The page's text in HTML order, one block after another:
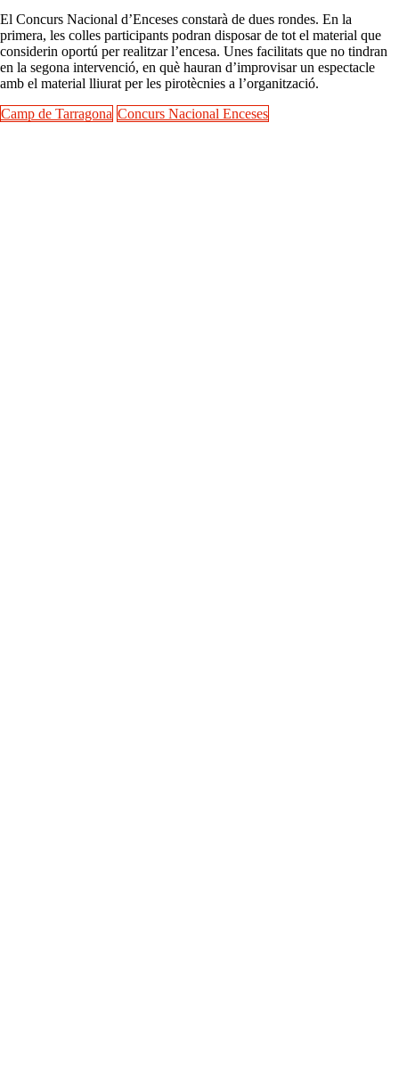
El Concurs Nacional d’Enceses constarà de dues rondes. En la
primera, les colles participants podran disposar de tot el material que
considerin oportú per realitzar l’encesa. Unes facilitats que no tindran
en la segona intervenció, en què hauran d’improvisar un espectacle
amb el material lliurat per les pirotècnies a l’organització.
Camp de Tarragona Concurs Nacional Enceses